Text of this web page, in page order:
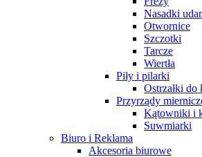
Nasadki
Otwornice
Szczotki
Tarcze
Wiertła
Piły i pilarki
Ostrzałki do
Przyrządy
Kątowniki i
Suwmiarki
Biuro i Reklama
Akcesoria biurowe